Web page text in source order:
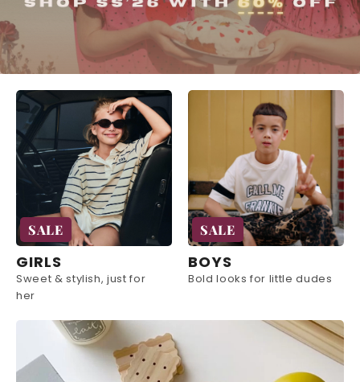
SALE
GIRLS
Sweet & stylish, just for
her
SALE
BOYS
Bold looks for little dudes